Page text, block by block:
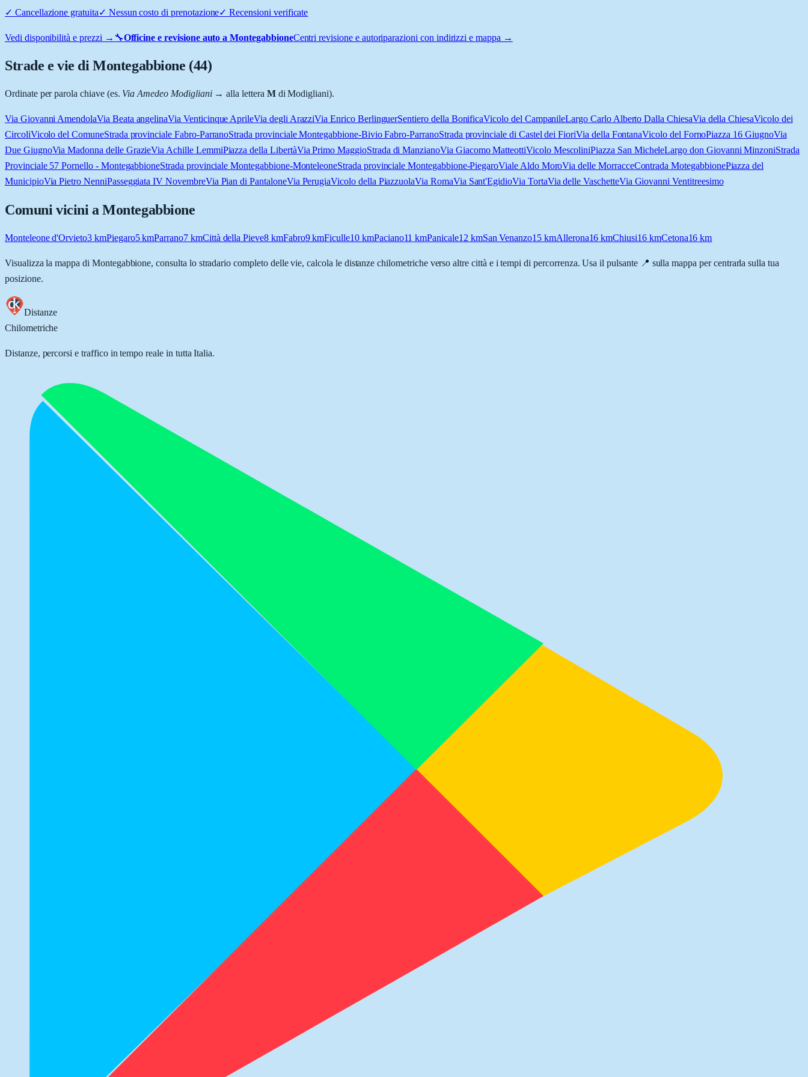
✓ Cancellazione gratuita✓ Nessun costo di prenotazione✓Recensioni verificate
Vedi disponibilità e prezzi → 🔧Officine e revisione auto aMontegabbioneCentri revisione e autoriparazioni con indirizzi e mappa →
Strade e vie diMontegabbione (44)
Ordinate per parola chiave (es. Via Amedeo Modigliani→ alla lettera Mdi Modigliani).
Via Giovanni AmendolaVia Beata angelinaVia Venticinque AprileVia degli ArazziVia Enrico BerlinguerSentiero della BonificaVicolo del CampanileLargo Carlo Alberto Dalla ChiesaVia della ChiesaVicolo dei
CircoliVicolo del ComuneStrada provinciale Fabro-ParranoStrada provinciale Montegabbione-Bivio Fabro-ParranoStrada provinciale di Castel dei FioriVia della FontanaVicolo del FornoPiazza 16 GiugnoVia
Due GiugnoVia Madonna delle GrazieVia Achille LemmiPiazza della LibertàVia Primo MaggioStrada di ManzianoVia Giacomo MatteottiVicolo MescoliniPiazza San MicheleLargo don Giovanni MinzoniStrada
Provinciale 57 Pornello - MontegabbioneStrada provinciale Montegabbione-MonteleoneStrada provinciale Montegabbione-PiegaroViale Aldo MoroVia delle MorracceContrada MotegabbionePiazza del
MunicipioVia Pietro NenniPasseggiata IV NovembreVia Pian di PantaloneVia PerugiaVicolo della PiazzuolaVia RomaVia Sant'EgidioVia TortaVia delle VaschetteVia Giovanni Ventitreesimo
Comuni vicini aMontegabbione
Monteleone d'Orvieto3 kmPiegaro5kmParrano7kmCittà della Pieve8kmFabro9kmFiculle10kmPaciano11 kmPanicale12 kmSan Venanzo15 kmAllerona16 kmChiusi16kmCetona16 km
Visualizza la mappa di Montegabbione, consulta lo stradario completo delle vie, calcola le distanze chilometriche verso altre città e i tempi di percorrenza. Usa il pulsante 📍 sulla mappa per centrarla sulla tua
posizione.
Distanze
Chilometriche
Distanze, percorsi e traffico in tempo reale in tutta Italia.